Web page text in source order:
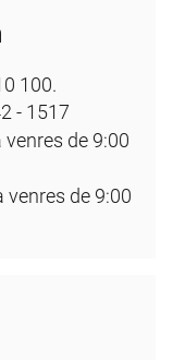
100.
- 1517
venres de 9:00
venres de 9:00